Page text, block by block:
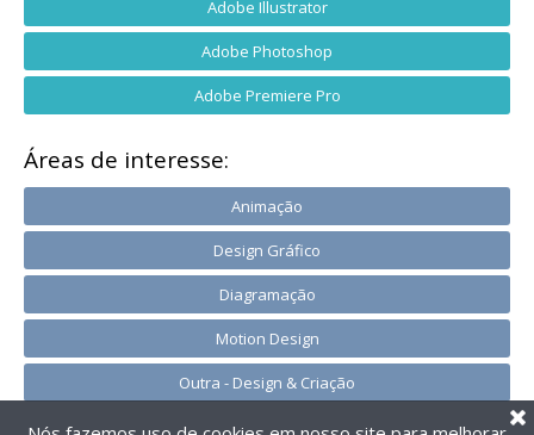
Adobe Illustrator
Adobe Photoshop
Adobe Premiere Pro
Áreas de interesse:
Animação
Design Gráfico
Diagramação
Motion Design
Outra - Design & Criação